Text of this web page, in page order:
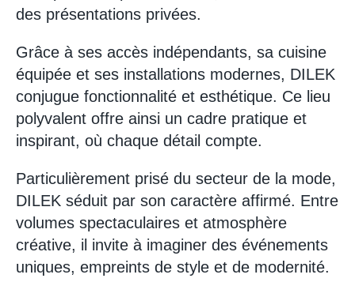
des présentations privées.
Grâce à ses accès indépendants, sa cuisine
équipée et ses installations modernes, DILEK
conjugue fonctionnalité et esthétique. Ce lieu
polyvalent offre ainsi un cadre pratique et
inspirant, où chaque détail compte.
Particulièrement prisé du secteur de la mode,
DILEK séduit par son caractère affirmé. Entre
volumes spectaculaires et atmosphère
créative, il invite à imaginer des événements
uniques, empreints de style et de modernité.